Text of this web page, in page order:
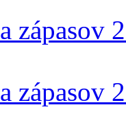
zápasov
zápasov